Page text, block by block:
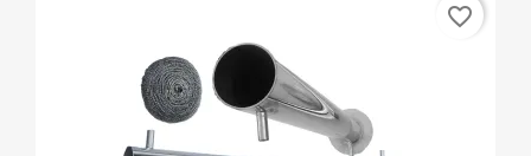
favorite_border